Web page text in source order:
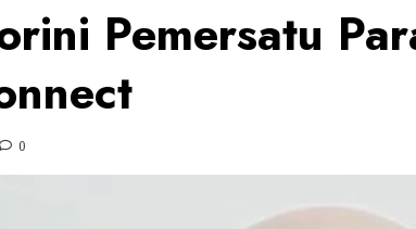
Pemersatu
0